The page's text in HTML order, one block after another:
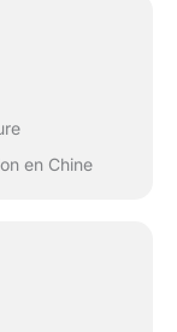
en Chine